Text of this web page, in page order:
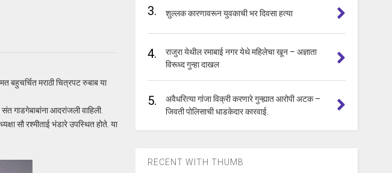
बहुचर्चित मराठी चित्रपट रुबाब या
गाडगेबाबांना आदरांजली वाहिली.
सौ रश्मीताई भंडारे उपस्थित होते. या
3. शुल्लक कारणावरून युवकाची भर दिवसा हत्या
4.
राजुरा येथील रमाबाई नगर येथे महिलेचा खून – अज्ञाता
विरूध्द गुन्हा दाखल
5.
अवैधरित्या गांजा विक्री करणारे गुन्ह्यात आरोपी अटक –
जिवती पोलिसाची धाडकेदार कारवाई.
RECENT WITH THUMB